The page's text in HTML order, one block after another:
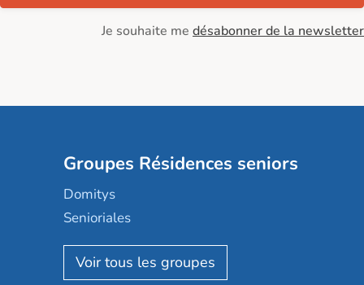
Je souhaite me désabonner de la newsletter
Groupes Résidences seniors
Domitys
Senioriales
Nohée
Les Résidentiels